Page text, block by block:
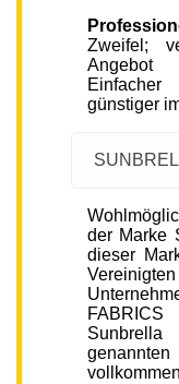
Zweifel;
Angebot
günstiger
der Marke
dieser